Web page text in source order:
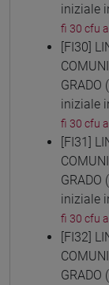
iniziale
fi 30 cfu
[FI30]
GRADO
iniziale
fi 30 cfu
[FI31]
GRADO
iniziale
fi 30 cfu
[FI32]
GRADO